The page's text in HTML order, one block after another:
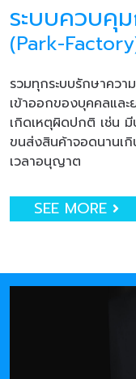
ระบบควบคุม
(Park-
รวมทุกระบบรักษาคว
เข้าออกของบุคคลแล
เกิดเหตุผิดปกติ เช่น มี
ขนส่งสินค้าจอดนานเ
เวลาอนุญาต
SEE MORE